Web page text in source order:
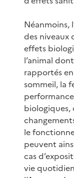
Néanmoins,
des niveaux
effets
l’animal
rapportés
sommeil, la
biologiques,
le
peuvent
cas
vie